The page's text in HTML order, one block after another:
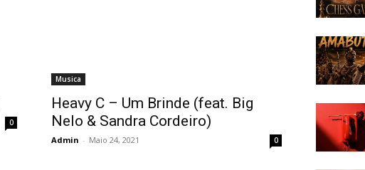
0
Musica
Heavy C – Um Brinde (feat. Big
Nelo & Sandra Cordeiro)
Admin - Maio 24, 2021 0